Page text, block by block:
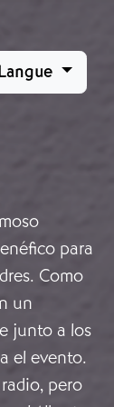
para
Como
un
junto a los
el evento.
pero